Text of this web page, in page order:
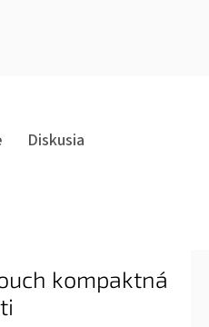
Diskusia
kompaktná